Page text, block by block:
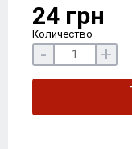
24 грн
Количество
- +